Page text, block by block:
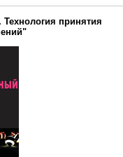
принятия